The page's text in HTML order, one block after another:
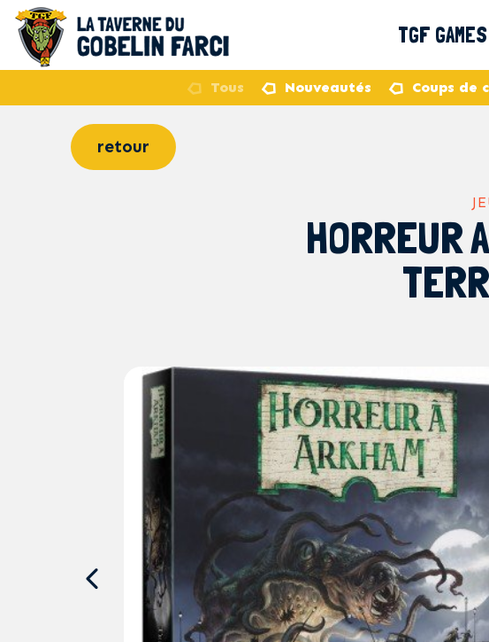
TGF GAMES
Tous Nouveautés Coups de
retour
HORREUR